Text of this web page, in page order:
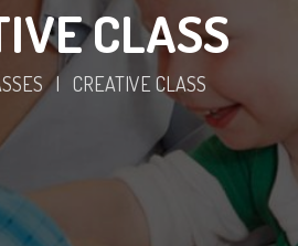
CLASS
| CREATIVE CLASS